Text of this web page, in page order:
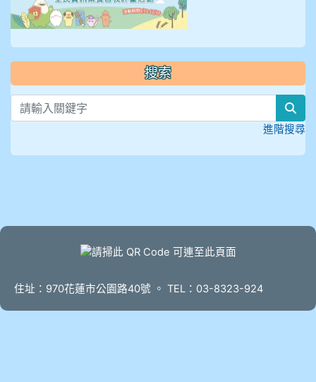
搜索
進階搜尋
住址：970花蓮市公園路40號 。 TEL：03-8323-924